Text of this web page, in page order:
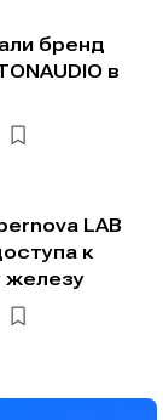
бренд
в
LAB
к
железу